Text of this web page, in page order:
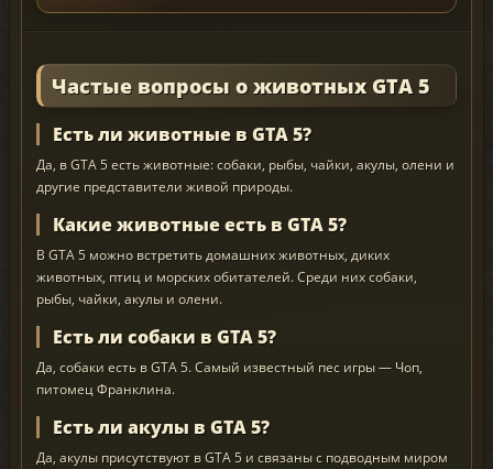
Частые вопросы о животных GTA 5
Есть ли животные в GTA 5?
Да, в GTA 5 есть животные: собаки, рыбы, чайки, акулы, олени и
другие представители живой природы.
Какие животные есть в GTA 5?
В GTA 5 можно встретить домашних животных, диких
животных, птиц и морских обитателей. Среди них собаки,
рыбы, чайки, акулы и олени.
Есть ли собаки в GTA 5?
Да, собаки есть в GTA 5. Самый известный пес игры — Чоп,
питомец Франклина.
Есть ли акулы в GTA 5?
Да, акулы присутствуют в GTA 5 и связаны с подводным миром